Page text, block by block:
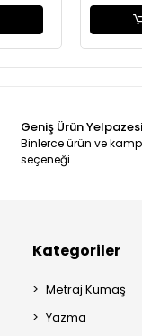
Geniş Ürün Yelpazesi
Binlerce ürün ve
seçeneği
Kategoriler
Metraj Kumaş
Yazma